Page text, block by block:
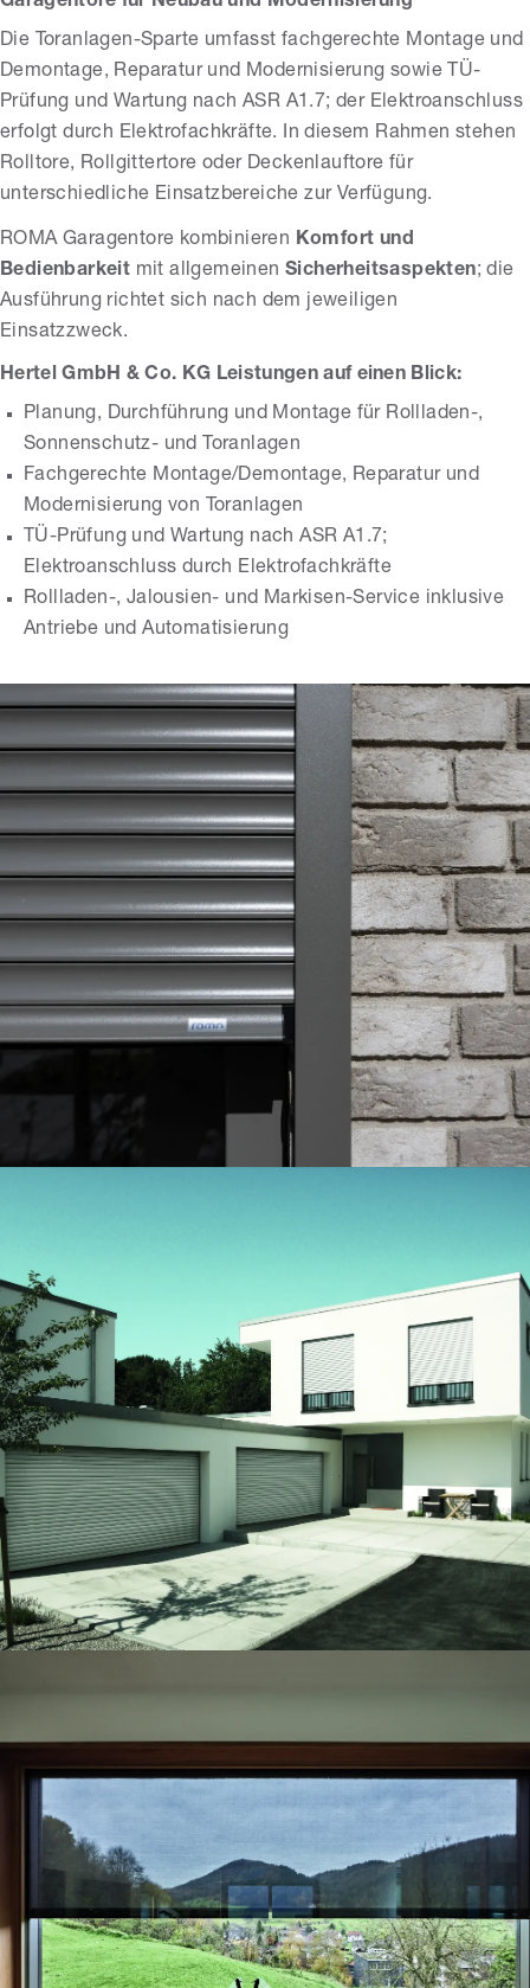
Die Toranlagen-Sparte umfasst fachgerechte Montage und
Demontage, Reparatur und Modernisierung sowie TÜ-
Prüfung und Wartung nach ASR A1.7; der Elektroanschluss
erfolgt durch Elektrofachkräfte. In diesem Rahmen stehen
Rolltore, Rollgittertore oder Deckenlauftore für
unterschiedliche Einsatzbereiche zur Verfügung.
ROMA Garagentore kombinieren Komfort und
Bedienbarkeit mit allgemeinenSicherheitsaspekten; die
Ausführung richtet sich nach dem jeweiligen
Einsatzzweck.
Hertel GmbH & Co. KG Leistungen auf einen Blick:
Planung, Durchführung und Montage für Rollladen-,
Sonnenschutz- und Toranlagen
Fachgerechte Montage/Demontage, Reparatur und
Modernisierung von Toranlagen
TÜ-Prüfung und Wartung nach ASR A1.7;
Elektroanschluss durch Elektrofachkräfte
Rollladen-, Jalousien- und Markisen-Service inklusive
Antriebe und Automatisierung